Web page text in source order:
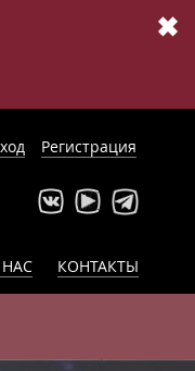
✖
Регистрация
КОНТАКТЫ